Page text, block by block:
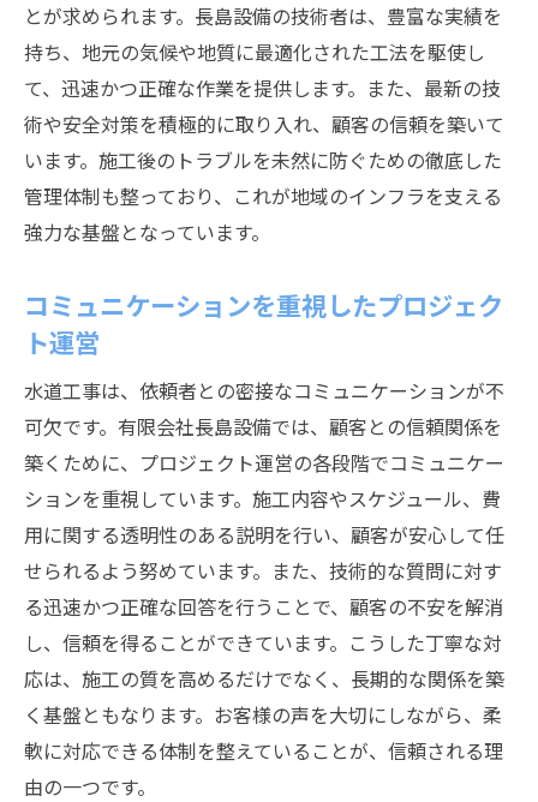
地域に根差した水道工事会社有限会社長島設備
の魅力
地域密着型のサービス提供
地元住民の信頼を得るための取り組み
地域振興に貢献する施工活動
地元企業との連携による相乗効果
地域社会との強固な結びつき
静岡市の水道工事で高評価を得る有限会社長島
設備
顧客レビューによる高い満足度
施工実績が裏付ける信頼性
高品質な施工とリーズナブルな価格
継続的なアフターサポートの評価
地域住民からの紹介による新規顧客獲得
社内チームワークが生むスムーズな施工
有限会社長島設備の信頼の秘密と水道工事の新
技術
最新技術の導入による施工効率の向上
地域特性に応じた革新的な工法
とが求められます。長島設備の技術者は、豊富な実績を
持ち、地元の気候や地質に最適化された工法を駆使し
て、迅速かつ正確な作業を提供します。また、最新の技
術や安全対策を積極的に取り入れ、顧客の信頼を築いて
います。施工後のトラブルを未然に防ぐための徹底した
管理体制も整っており、これが地域のインフラを支える
強力な基盤となっています。
コミュニケーションを重視したプロジェク
ト運営
水道工事は、依頼者との密接なコミュニケーションが不
可欠です。有限会社長島設備では、顧客との信頼関係を
築くために、プロジェクト運営の各段階でコミュニケー
ションを重視しています。施工内容やスケジュール、費
用に関する透明性のある説明を行い、顧客が安心して任
せられるよう努めています。また、技術的な質問に対す
る迅速かつ正確な回答を行うことで、顧客の不安を解消
し、信頼を得ることができています。こうした丁寧な対
応は、施工の質を高めるだけでなく、長期的な関係を築
く基盤ともなります。お客様の声を大切にしながら、柔
軟に対応できる体制を整えていることが、信頼される理
由の一つです。